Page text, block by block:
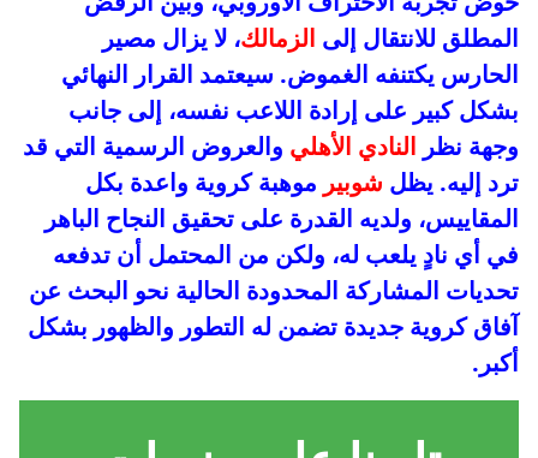
المطلق للانتقال إلى الزمالك، لا يزال مصير
الحارس يكتنفه الغموض. سيعتمد القرار النهائي
بشكل كبير على إرادة اللاعب نفسه، إلى جانب
وجهة نظر النادي الأهلي والعروض الرسمية التي قد
ترد إليه. يظل شوبير موهبة كروية واعدة بكل
المقاييس، ولديه القدرة على تحقيق النجاح الباهر
في أي نادٍ يلعب له، ولكن من المحتمل أن تدفعه
تحديات المشاركة المحدودة الحالية نحو البحث عن
آفاق كروية جديدة تضمن له التطور والظهور بشكل
أكبر.